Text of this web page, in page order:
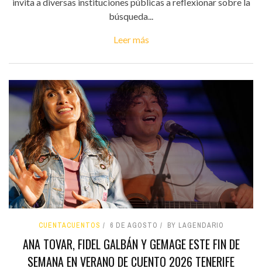
invita a diversas instituciones públicas a reflexionar sobre la
búsqueda...
Leer más
CUENTACUENTOS 6 DE AGOSTO BY LAGENDARIO
ANA TOVAR, FIDEL GALBÁN Y GEMAGE ESTE FIN DE
SEMANA EN VERANO DE CUENTO 2026 TENERIFE